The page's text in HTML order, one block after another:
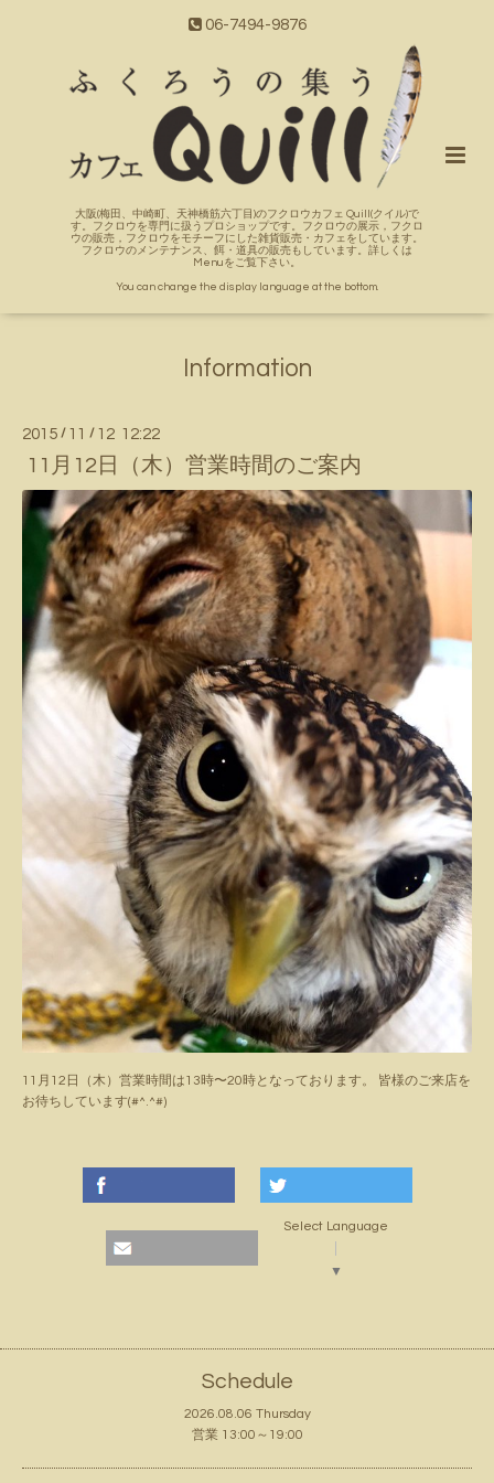
06-7494-9876
大阪(梅田、中崎町、天神橋筋六丁目)のフクロウカフェ Quill(クイル)で
す。フクロウを専門に扱うプロショップです。フクロウの展示，フクロ
ウの販売，フクロウをモチーフにした雑貨販売・カフェをしています。
フクロウのメンテナンス、餌・道具の販売もしています。詳しくは
Menuをご覧下さい。
You can change the display language at the bottom.
Information
2015 / 11 / 12 12:22
11月12日（木）営業時間のご案内
11月12日（木）営業時間は13時〜20時となっております。 皆様のご来店を
お待ちしています(#^.^#)
Select Language
▼
Schedule
2026.08.06 Thursday
営業 13:00～19:00